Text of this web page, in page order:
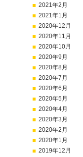
2021年2月
2021年1月
2020年12月
2020年11月
2020年10月
2020年9月
2020年8月
2020年7月
2020年6月
2020年5月
2020年4月
2020年3月
2020年2月
2020年1月
2019年12月